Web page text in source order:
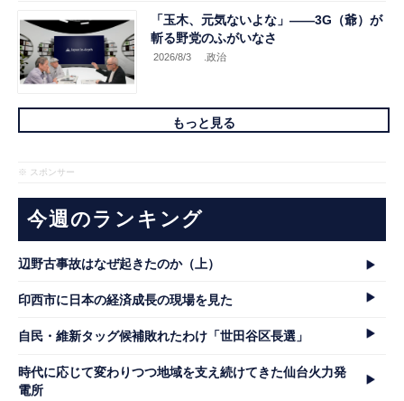
「玉木、元気ないよな」――3G（爺）が
斬る野党のふがいなさ
2026/8/3 .政治
もっと見る
※ スポンサー
今週のランキング
辺野古事故はなぜ起きたのか（上）
印西市に日本の経済成長の現場を見た
自民・維新タッグ候補敗れたわけ「世田谷区長選」
時代に応じて変わりつつ地域を支え続けてきた仙台火力発
電所